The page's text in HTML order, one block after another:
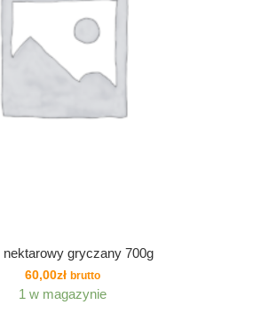
nektarowy gryczany 700g
60,00zł brutto
1 w magazynie